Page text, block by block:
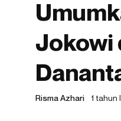
Jokowi
Risma Azhari 1 tahun